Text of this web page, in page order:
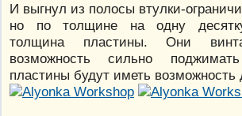
И выгнул из полосы втулки-
но по толщине на одну
толщина пластины. Они
возможность сильно
пластины будут иметь возможность